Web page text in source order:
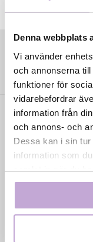
Denna webbplats
Vi använder
och annonserna
funktioner för
vidarebefordrar
information från
och annons- och
Dessa kan i sin
information som
samlat in när du
Film Stockholm
uppdrag att
samproduktion,